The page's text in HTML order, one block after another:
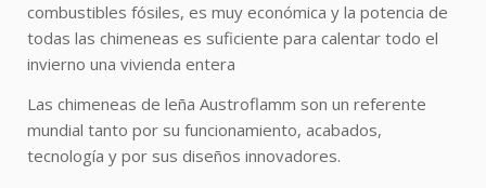
combustibles fósiles, es muy económica y la potencia de
todas las chimeneas es suficiente para calentar todo el
invierno una vivienda entera
Las chimeneas de leña Austroflamm son un referente
mundial tanto por su funcionamiento, acabados,
tecnología y por sus diseños innovadores.